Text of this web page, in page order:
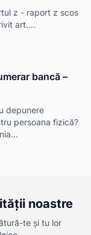
z - raport z scos
art....
bancă –
depunere
persoana fizică?
noastre
te și tu lor